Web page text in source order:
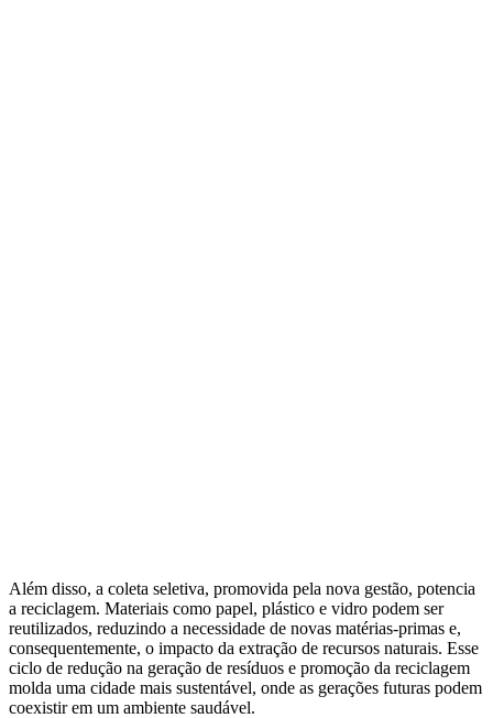
Além disso, a coleta seletiva, promovida pela nova gestão, potencia
a reciclagem. Materiais como papel, plástico e vidro podem ser
reutilizados, reduzindo a necessidade de novas matérias-primas e,
consequentemente, o impacto da extração de recursos naturais. Esse
ciclo de redução na geração de resíduos e promoção da reciclagem
molda uma cidade mais sustentável, onde as gerações futuras podem
coexistir em um ambiente saudável.